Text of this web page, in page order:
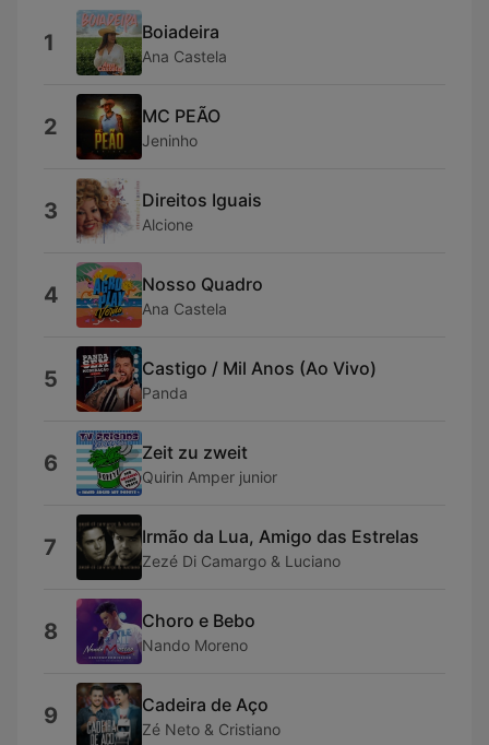
1 Boiadeira
Ana Castela
2 MC PEÃO
Jeninho
3 Direitos Iguais
Alcione
4 Nosso Quadro
Ana Castela
5 Castigo / Mil Anos (Ao Vivo)
Panda
6 Zeit zu zweit
Quirin Amper junior
7 Irmão da Lua, Amigo das Estrelas
Zezé Di Camargo & Luciano
8 Choro e Bebo
Nando Moreno
9 Cadeira de Aço
Zé Neto & Cristiano